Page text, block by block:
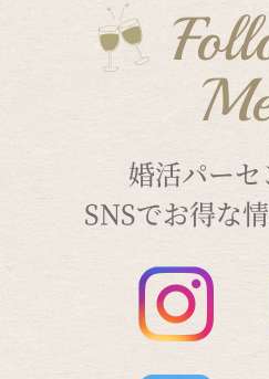
婚活パー
SNSでお得な